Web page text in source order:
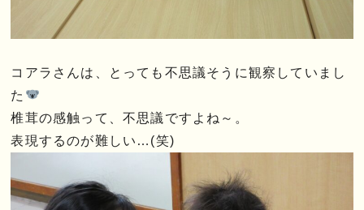
コアラさんは、とっても不思議そうに観察していまし
た
椎茸の感触って、不思議ですよね～。
表現するのが難しい…(笑)